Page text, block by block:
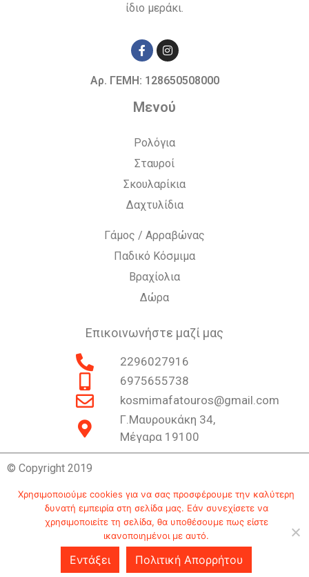
ίδιο μεράκι.
Αρ. ΓΕΜΗ: 128650508000
Μενού
Ρολόγια
Σταυροί
Σκουλαρίκια
Δαχτυλίδια
Γάμος / Αρραβώνας
Παδικό Κόσμιμα
Βραχίολια
Δώρα
Επικοινωνήστε μαζί μας
2296027916
6975655738
kosmimafatouros@gmail.com
Γ.Μαυρουκάκη 34,
Μέγαρα 19100
© Copyright 2019
Επικοινωνία Ιστορία Πολιτική Απορρήτου
Χρησιμοποιούμε cookies για να σας προσφέρουμε την καλύτερη
δυνατή εμπειρία στη σελίδα μας. Εάν συνεχίσετε να
χρησιμοποιείτε τη σελίδα, θα υποθέσουμε πως είστε
ικανοποιημένοι με αυτό.
Εντάξει Πολιτική Απορρήτου